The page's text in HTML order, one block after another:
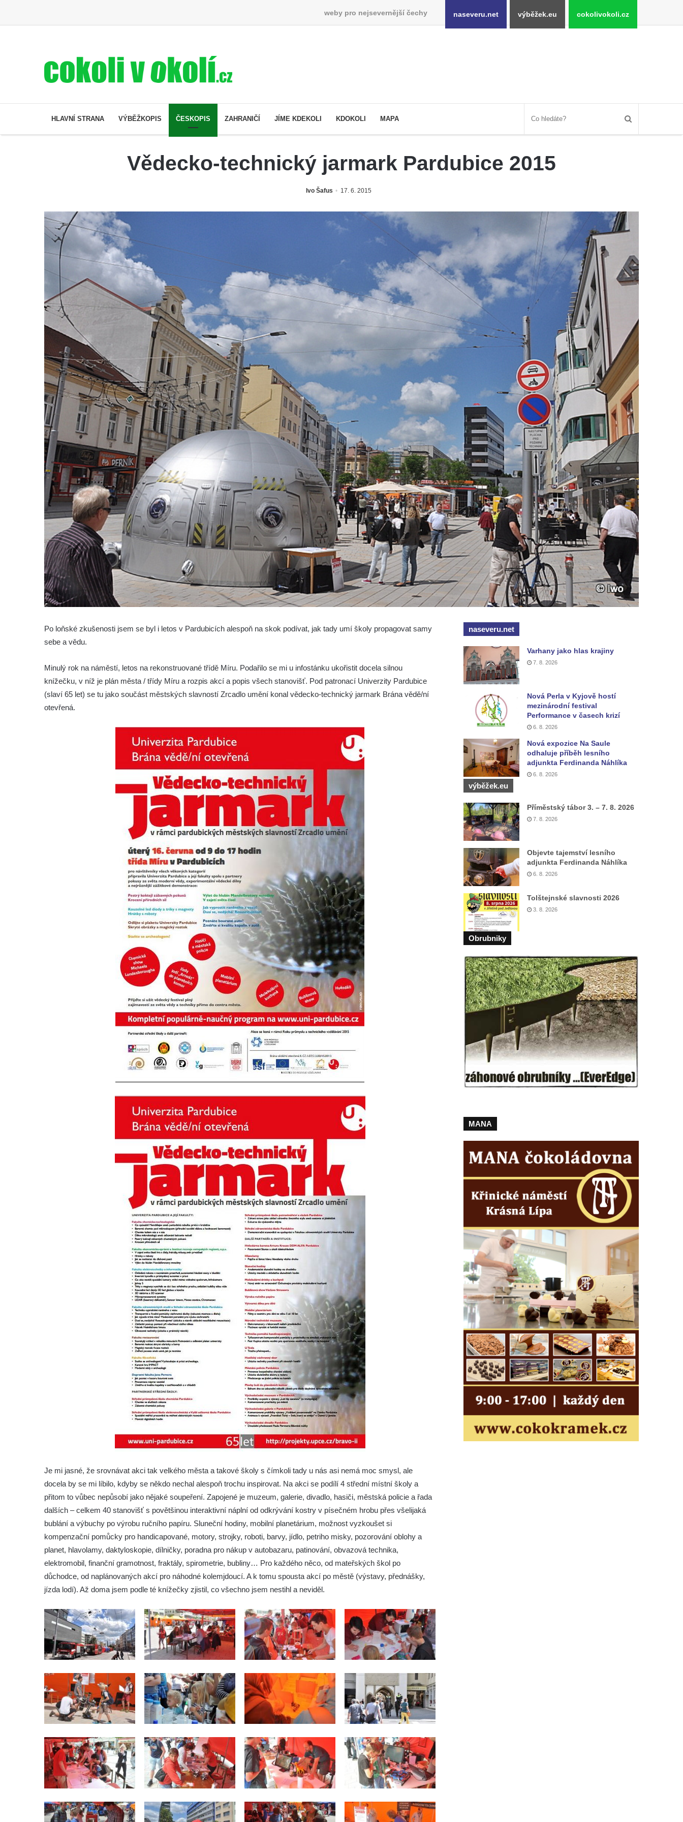
weby pro nejsevernější čechy naseveru.net výběžek.eu cokolivokoli.cz
HLAVNÍ STRANA VÝBĚŽKOPIS ČESKOPIS ZAHRANIČÍ JÍME KDEKOLI KDOKOLI MAPA
Vědecko-technický jarmark Pardubice 2015
Ivo Šafus 17. 6. 2015
Po loňské zkušenosti jsem se byl i letos v Pardubicích alespoň na skok podívat, jak tady umí školy propagovat samy
sebe a vědu.
Minulý rok na náměstí, letos na rekonstruované třídě Míru. Podařilo se mi u infostánku ukořistit docela silnou
knížečku, v níž je plán města / třídy Míru a rozpis akcí a popis všech stanovišť. Pod patronací Univerzity Pardubice
(slaví 65 let) se tu jako součást městských slavností Zrcadlo umění konal vědecko-technický jarmark Brána vědě/ní
otevřená.
Je mi jasné, že srovnávat akci tak velkého města a takové školy s čímkoli tady u nás asi nemá moc smysl, ale
docela by se mi líbilo, kdyby se někdo nechal alespoň trochu inspirovat. Na akci se podílí 4 střední místní školy a
přitom to vůbec nepůsobí jako nějaké soupeření. Zapojené je muzeum, galerie, divadlo, hasiči, městská policie a řada
dalších – celkem 40 stanovišť s povětšinou interaktivní náplní od odkrývání kostry v písečném hrobu přes všelijaká
bublání a výbuchy po výrobu ručního papíru. Sluneční hodiny, mobilní planetárium, možnost vyzkoušet si
kompenzační pomůcky pro handicapované, motory, strojky, roboti, barvy, jídlo, petriho misky, pozorování oblohy a
planet, hlavolamy, daktyloskopie, dílničky, poradna pro nákup v autobazaru, patinování, obvazová technika,
elektromobil, finanční gramotnost, fraktály, spirometrie, bubliny… Pro každého něco, od mateřských škol po
důchodce, od naplánovaných akcí pro náhodné kolemjdoucí. A k tomu spousta akcí po městě (výstavy, přednášky,
jízda lodí). Až doma jsem podle té knížečky zjistil, co všechno jsem nestihl a neviděl.
naseveru.net
Varhany jako hlas krajiny
7. 8. 2026
Nová Perla v Kyjově hostí
mezinárodní festival
Performance v časech krizí
6. 8. 2026
Nová expozice Na Saule
odhaluje příběh lesního
adjunkta Ferdinanda Náhlíka
6. 8. 2026
výběžek.eu
Příměstský tábor 3. – 7. 8. 2026
7. 8. 2026
Objevte tajemství lesního
adjunkta Ferdinanda Náhlíka
6. 8. 2026
Tolštejnské slavnosti 2026
3. 8. 2026
Obrubniky
MANA